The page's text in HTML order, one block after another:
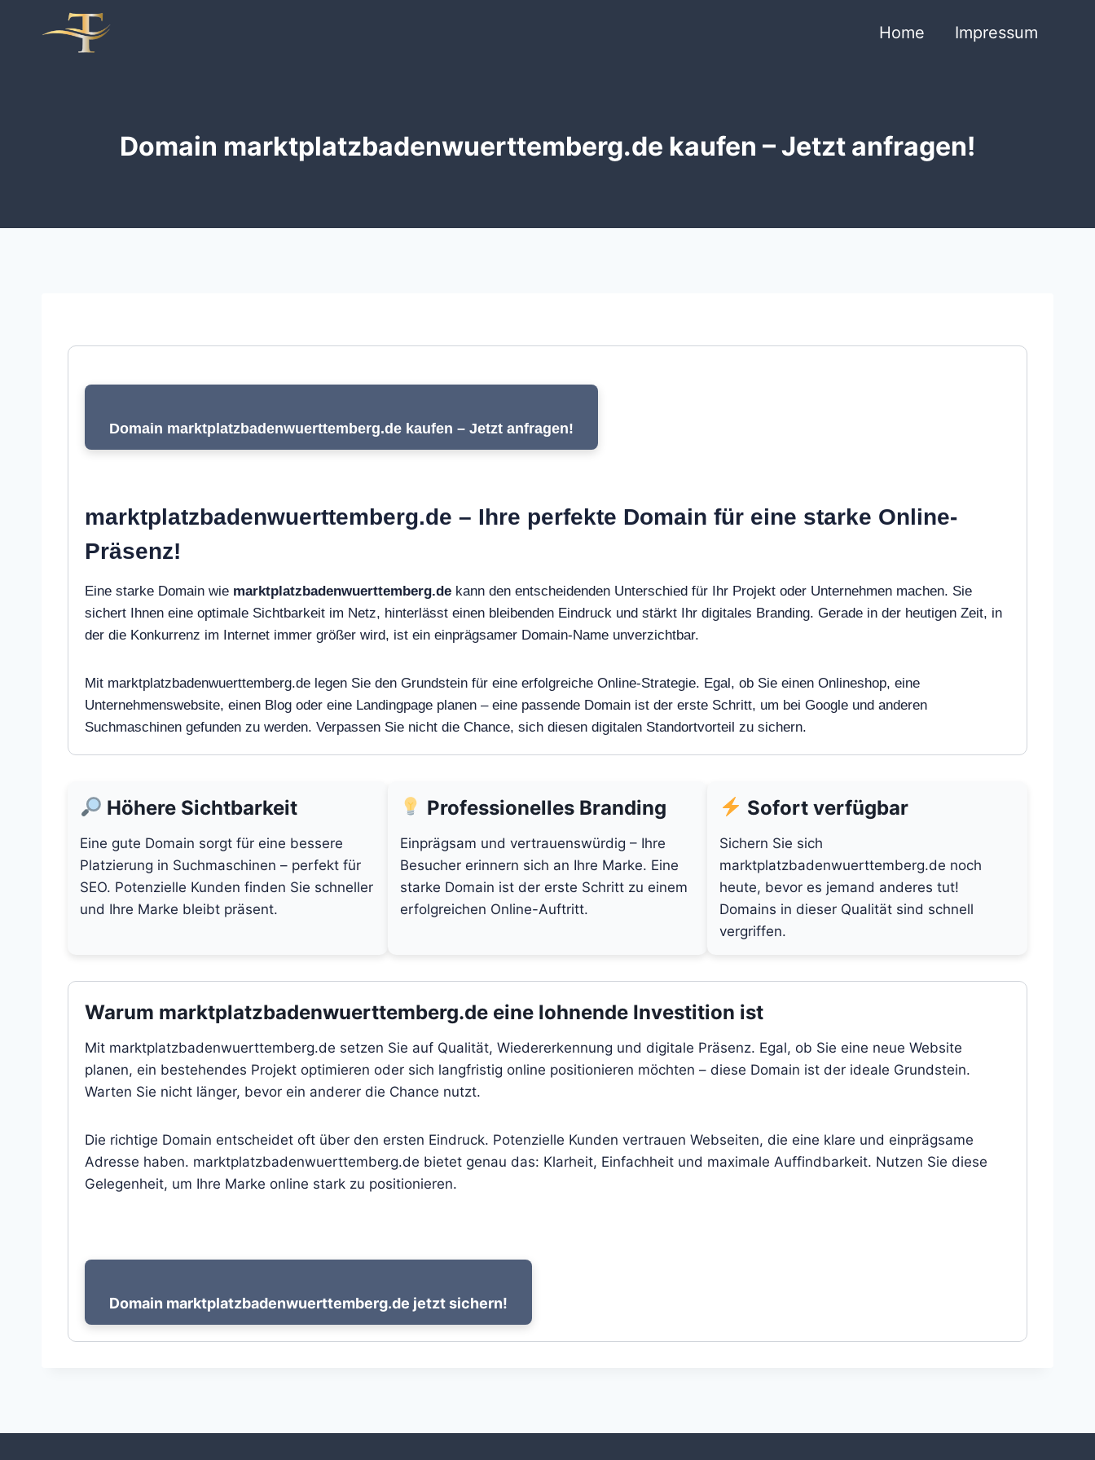
Home Impressum
Domain marktplatzbadenwuerttemberg.de kaufen – Jetzt anfragen!
Domain marktplatzbadenwuerttemberg.de kaufen – Jetzt anfragen!
marktplatzbadenwuerttemberg.de – Ihre perfekte Domain für eine starke Online-
Präsenz!
Eine starke Domain wie marktplatzbadenwuerttemberg.de kann den entscheidenden Unterschied für Ihr Projekt oder Unternehmen machen. Sie
sichert Ihnen eine optimale Sichtbarkeit im Netz, hinterlässt einen bleibenden Eindruck und stärkt Ihr digitales Branding. Gerade in der heutigen Zeit, in
der die Konkurrenz im Internet immer größer wird, ist ein einprägsamer Domain-Name unverzichtbar.
Mit marktplatzbadenwuerttemberg.de legen Sie den Grundstein für eine erfolgreiche Online-Strategie. Egal, ob Sie einen Onlineshop, eine
Unternehmenswebsite, einen Blog oder eine Landingpage planen – eine passende Domain ist der erste Schritt, um bei Google und anderen
Suchmaschinen gefunden zu werden. Verpassen Sie nicht die Chance, sich diesen digitalen Standortvorteil zu sichern.
Höhere Sichtbarkeit
Eine gute Domain sorgt für eine bessere
Platzierung in Suchmaschinen – perfekt für
SEO. Potenzielle Kunden finden Sie schneller
und Ihre Marke bleibt präsent.
Professionelles Branding
Einprägsam und vertrauenswürdig – Ihre
Besucher erinnern sich an Ihre Marke. Eine
starke Domain ist der erste Schritt zu einem
erfolgreichen Online-Auftritt.
Sofort verfügbar
Sichern Sie sich
marktplatzbadenwuerttemberg.de noch
heute, bevor es jemand anderes tut!
Domains in dieser Qualität sind schnell
vergriffen.
Warum marktplatzbadenwuerttemberg.de eine lohnende Investition ist
Mit marktplatzbadenwuerttemberg.de setzen Sie auf Qualität, Wiedererkennung und digitale Präsenz. Egal, ob Sie eine neue Website
planen, ein bestehendes Projekt optimieren oder sich langfristig online positionieren möchten – diese Domain ist der ideale Grundstein.
Warten Sie nicht länger, bevor ein anderer die Chance nutzt.
Die richtige Domain entscheidet oft über den ersten Eindruck. Potenzielle Kunden vertrauen Webseiten, die eine klare und einprägsame
Adresse haben. marktplatzbadenwuerttemberg.de bietet genau das: Klarheit, Einfachheit und maximale Auffindbarkeit. Nutzen Sie diese
Gelegenheit, um Ihre Marke online stark zu positionieren.
Domain marktplatzbadenwuerttemberg.de jetzt sichern!